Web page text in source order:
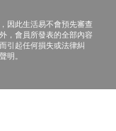
因此生活易不會預先審查
，會員所發表的全部內容
引起任何損失或法律糾
明。